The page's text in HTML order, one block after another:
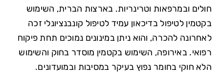
חולים ובמרפאות וטרינריות. בארצות הברית, השימוש
בקטמין לטיפול בדיכאון עמיד לטיפול קונבנציונלי זכה
לאחרונה להכרה, והוא ניתן במינונים נמוכים תחת פיקוח
רפואי. באירופה, השימוש בקטמין מוסדר בחוק והשימוש
הלא חוקי בחומר נפוץ בעיקר במסיבות ובמועדונים.